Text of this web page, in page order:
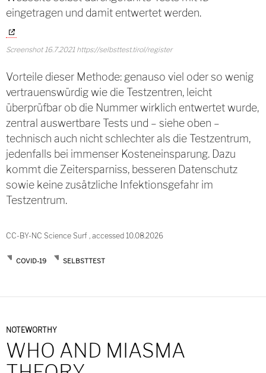
eingetragen und damit entwertet werden.
Screenshot 16.7.2021 https://selbsttest.tirol/register
Vorteile dieser Methode: genauso viel oder so wenig
vertrauenswürdig wie die Testzentren, leicht
überprüfbar ob die Nummer wirklich entwertet wurde,
zentral auswertbare Tests und – siehe oben –
technisch auch nicht schlechter als die Testzentrum,
jedenfalls bei immenser Kosteneinsparung. Dazu
kommt die Zeitersparniss, besseren Datenschutz
sowie keine zusätzliche Infektionsgefahr im
Testzentrum.
CC-BY-NC Science Surf , accessed 10.08.2026
COVID-19 SELBSTTEST
NOTEWORTHY
WHO AND MIASMA